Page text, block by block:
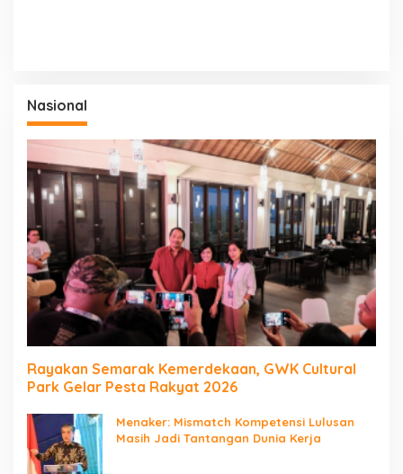
Nasional
Rayakan Semarak Kemerdekaan, GWK Cultural
Park Gelar Pesta Rakyat 2026
Menaker: Mismatch Kompetensi Lulusan
Masih Jadi Tantangan Dunia Kerja